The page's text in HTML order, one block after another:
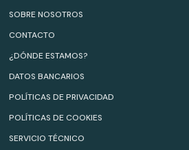
SOBRE NOSOTROS
CONTACTO
¿DÓNDE ESTAMOS?
DATOS BANCARIOS
POLÍTICAS DE PRIVACIDAD
POLÍTICAS DE COOKIES
SERVICIO TÉCNICO